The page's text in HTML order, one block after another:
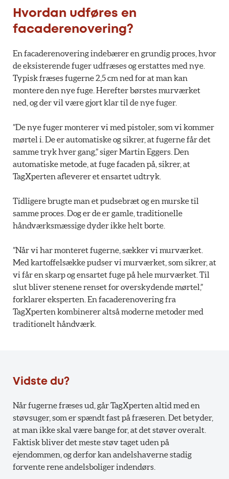
Hvordan udføres en
facaderenovering?
En facaderenovering indebærer en grundig proces, hvor
de eksisterende fuger udfræses og erstattes med nye.
Typisk fræses fugerne 2,5 cm ned for at man kan
montere den nye fuge. Herefter børstes murværket
ned, og der vil være gjort klar til de nye fuger.
”De nye fuger monterer vi med pistoler, som vi kommer
mørtel i. De er automatiske og sikrer, at fugerne får det
samme tryk hver gang,” siger Martin Eggers. Den
automatiske metode, at fuge facaden på, sikrer, at
TagXperten afleverer et ensartet udtryk.
Tidligere brugte man et pudsebræt og en murske til
samme proces. Dog er de er gamle, traditionelle
håndværksmæssige dyder ikke helt borte.
”Når vi har monteret fugerne, sækker vi murværket.
Med kartoffelsække pudser vi murværket, som sikrer, at
vi får en skarp og ensartet fuge på hele murværket. Til
slut bliver stenene renset for overskydende mørtel,”
forklarer eksperten. En facaderenovering fra
TagXperten kombinerer altså moderne metoder med
traditionelt håndværk.
Vidste du?
Når fugerne fræses ud, går TagXperten altid med en
støvsuger, som er spændt fast på fræseren. Det betyder,
at man ikke skal være bange for, at det støver overalt.
Faktisk bliver det meste støv taget uden på
ejendommen, og derfor kan andelshaverne stadig
forvente rene andelsboliger indendørs.